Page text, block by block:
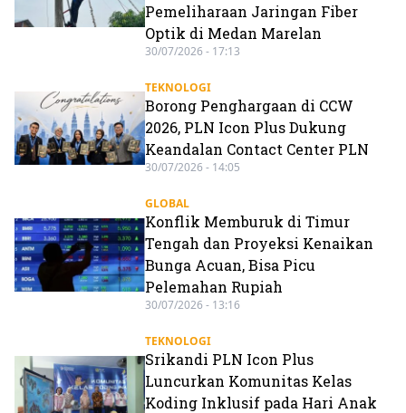
Pemeliharaan Jaringan Fiber
Optik di Medan Marelan
30/07/2026 - 17:13
TEKNOLOGI
Borong Penghargaan di CCW
2026, PLN Icon Plus Dukung
Keandalan Contact Center PLN
30/07/2026 - 14:05
GLOBAL
Konflik Memburuk di Timur
Tengah dan Proyeksi Kenaikan
Bunga Acuan, Bisa Picu
Pelemahan Rupiah
30/07/2026 - 13:16
TEKNOLOGI
Srikandi PLN Icon Plus
Luncurkan Komunitas Kelas
Koding Inklusif pada Hari Anak